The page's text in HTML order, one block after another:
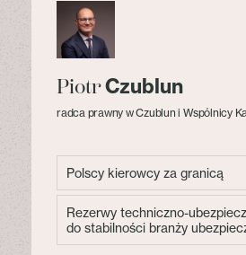
PiotrCzublun
radca prawny w Czublun i Wspólnicy
Polscy kierowcy za granicą
Rezerwy techniczno-
do stabilności branży